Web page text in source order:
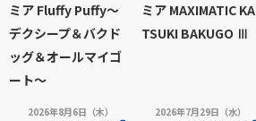
ミア Fluffy Puffy～
デクシープ＆バクド
ッグ＆オールマイゴ
ート～
2026年8月6日（木）
ミア MAXIMATIC KA
TSUKI BAKUGO Ⅲ
2026年7月29日（水）